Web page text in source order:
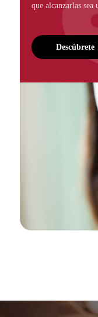
que alcanzarlas sea
Descúbrete